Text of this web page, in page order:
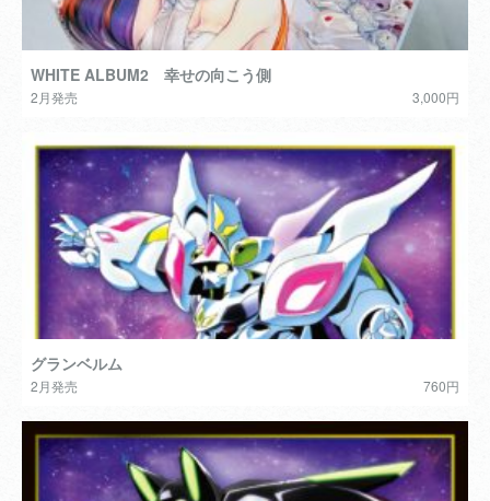
WHITE ALBUM2 幸せの向こう側
2月発売 3,000円
グランベルム
2月発売 760円